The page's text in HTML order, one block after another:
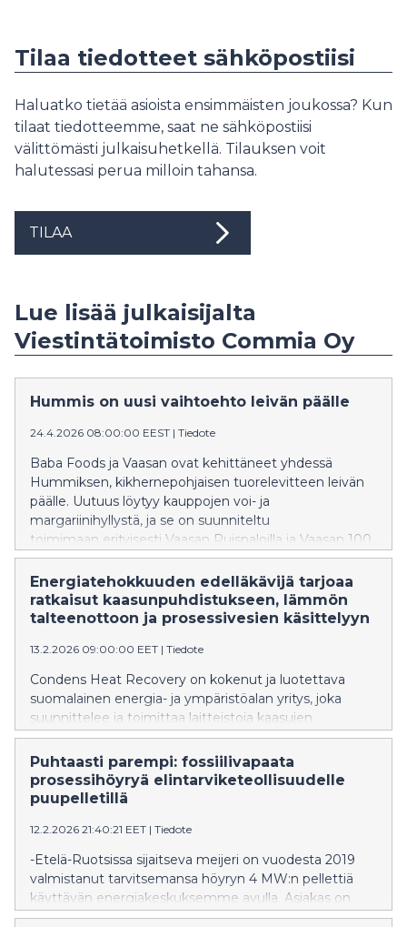
Tilaa tiedotteet sähköpostiisi
Haluatko tietää asioista ensimmäisten joukossa? Kun
tilaat tiedotteemme, saat ne sähköpostiisi
välittömästi julkaisuhetkellä. Tilauksen voit
halutessasi perua milloin tahansa.
TILAA
Lue lisää julkaisijalta
Viestintätoimisto Commia Oy
Hummis on uusi vaihtoehto leivän päälle
24.4.2026 08:00:00 EEST | Tiedote
Baba Foods ja Vaasan ovat kehittäneet yhdessä
Hummiksen, kikhernepohjaisen tuorelevitteen leivän
päälle. Uutuus löytyy kauppojen voi- ja
margariinihyllystä, ja se on suunniteltu
toimimaan erityisesti Vaasan Ruispaloilla ja Vaasan 100
% Kaura -leivillä.
Energiatehokkuuden edelläkävijä tarjoaa
ratkaisut kaasunpuhdistukseen, lämmön
talteenottoon ja prosessivesien käsittelyyn
13.2.2026 09:00:00 EET | Tiedote
Condens Heat Recovery on kokenut ja luotettava
suomalainen energia- ja ympäristöalan yritys, joka
suunnittelee ja toimittaa laitteistoja kaasujen
puhdistukseen, lämmön talteenottoon ja
prosessivesien käsittelyyn.
Puhtaasti parempi: fossiilivapaata
prosessihöyryä elintarviketeollisuudelle
puupelletillä
12.2.2026 21:40:21 EET | Tiedote
-Etelä-Ruotsissa sijaitseva meijeri on vuodesta 2019
valmistanut tarvitsemansa höyryn 4 MW:n pellettiä
käyttävän energiakeskuksemme avulla. Asiakas on
ollut laitteisiin tyytyväinen, ja niinpä